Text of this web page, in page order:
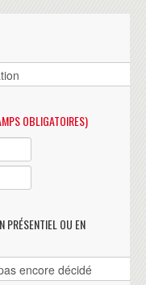
OBLIGATOIRES)
PRÉSENTIEL OU EN